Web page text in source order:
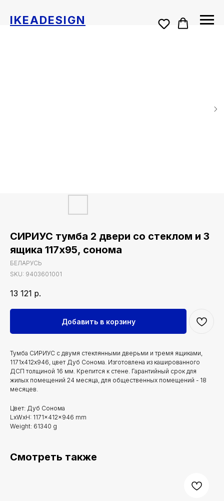
IKEADESIGN
СИРИУС тумба 2 двери со стеклом и 3
ящика 117х95, сонома
БЕЛАРУСЬ
SKU: 9403601001
13 121 р.
Добавить в корзину
Тумба СИРИУС с двумя стеклянными дверьми и тремя ящиками,
1171х412х946, цвет Дуб Сонома. Изготовлена из кашированного
ДСП толщиной 16 мм. Крепится к стене. Гарантийный срок для
жилых помещений 24 месяца, для общественных помещений - 18
месяцев.
Цвет: Дуб Сонома
LxWxH: 1171x412x946 mm
Weight: 61340 g
Смотреть также